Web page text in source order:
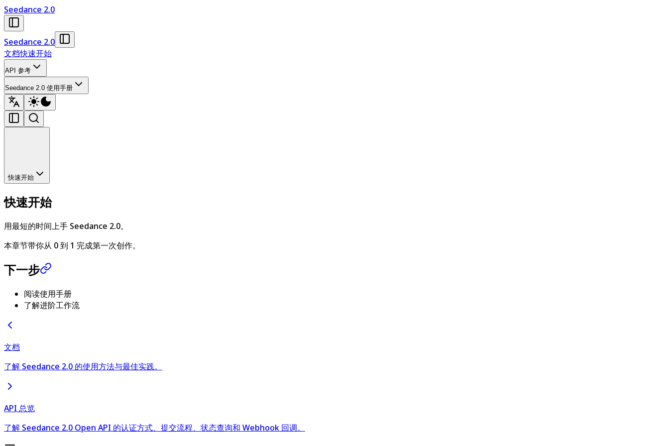
Seedance 2.0
Seedance 2.0
文档快速开始
API 参考
Seedance 2.0 使用手册
快速开始
快速开始
用最短的时间上手 Seedance 2.0。
本章节带你从 0 到 1 完成第一次创作。
下一步
阅读使用手册
了解进阶工作流
文档
了解 Seedance 2.0 的使用方法与最佳实践。
API 总览
了解 Seedance 2.0 Open API 的认证方式、提交流程、状态查询和 Webhook 回调。